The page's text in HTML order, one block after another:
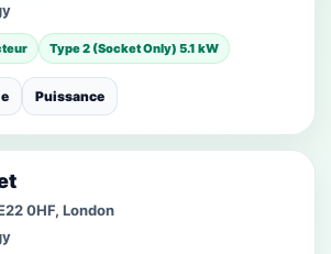
Type 2 (Socket Only) 5.1 kW
Puissance
0HF, London